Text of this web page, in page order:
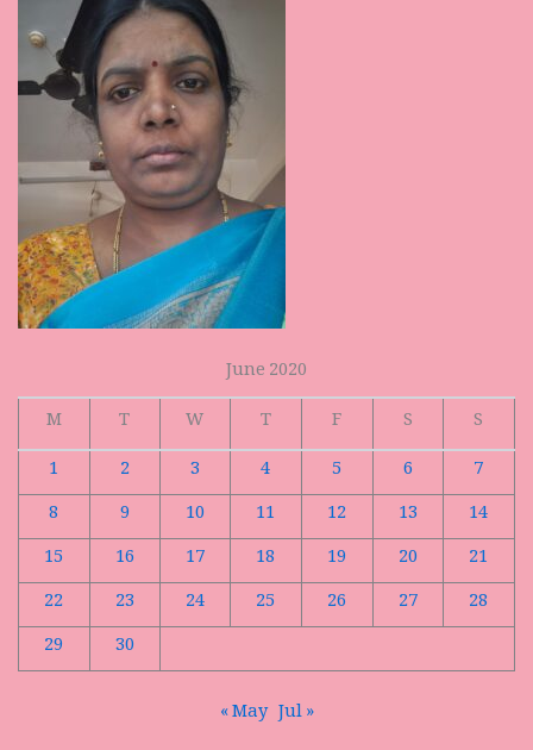
June 2020
M
T W T F S
S
1
2 3 4 5 6
7
8
9 10 11 12 13
14
15
16 17 18 19 20
21
22
23 24 25 26 27
28
29
30
« May Jul »